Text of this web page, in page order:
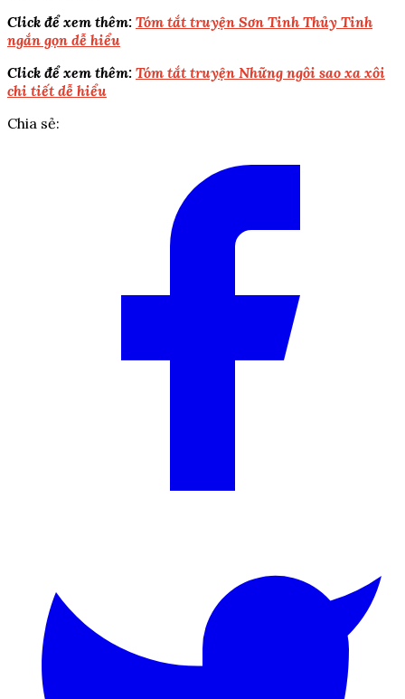
Click để xem thêm: Tóm tắt truyện Sơn Tinh Thủy Tinh
ngắn gọn dễ hiểu
Click để xem thêm: Tóm tắt truyện Những ngôi sao xa xôi
chi tiết dễ hiểu
Chia sẻ: